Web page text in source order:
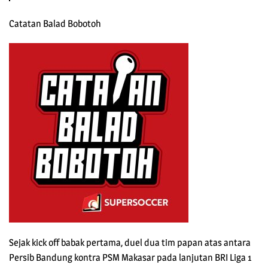
Catatan Balad Bobotoh
Sejak kick off babak pertama, duel dua tim papan atas antara
Persib Bandung kontra PSM Makasar pada lanjutan BRI Liga 1